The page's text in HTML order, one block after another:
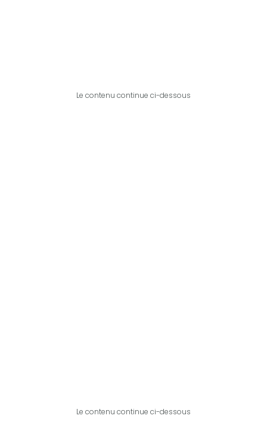
Le contenu continue ci-dessous
Le contenu continue ci-dessous